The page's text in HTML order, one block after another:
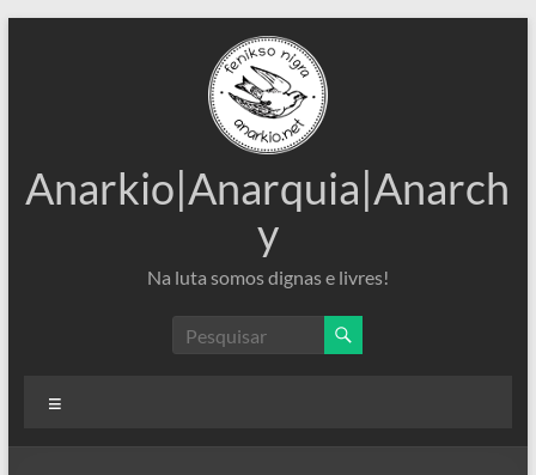
Anarkio|Anarquia|Anarch
y
Na luta somos dignas e livres!